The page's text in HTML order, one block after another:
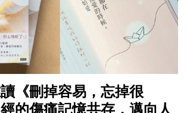
《刪掉容易，忘掉很
的傷痛記憶共存，邁向人